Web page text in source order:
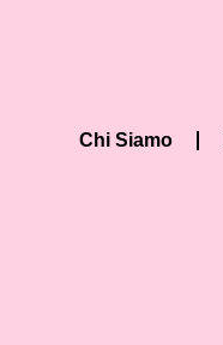
Chi Siamo